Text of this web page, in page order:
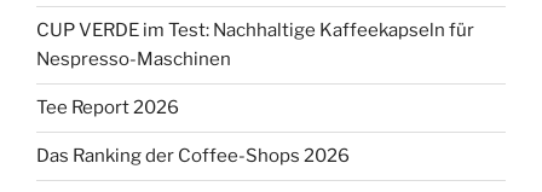
CUP VERDE im Test: Nachhaltige Kaffeekapseln für
Nespresso-Maschinen
Tee Report 2026
Das Ranking der Coffee-Shops 2026